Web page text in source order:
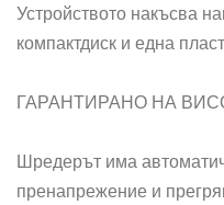
Устройството накъсва
компактдиск и една
ГАРАНТИРАНО НА
Шредерът има
пренапрежение и